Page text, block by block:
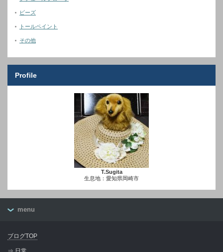
ビーズ
トールペイント
その他
Profile
T.Sugita
生息地：愛知県岡崎市
menu
ブログTOP